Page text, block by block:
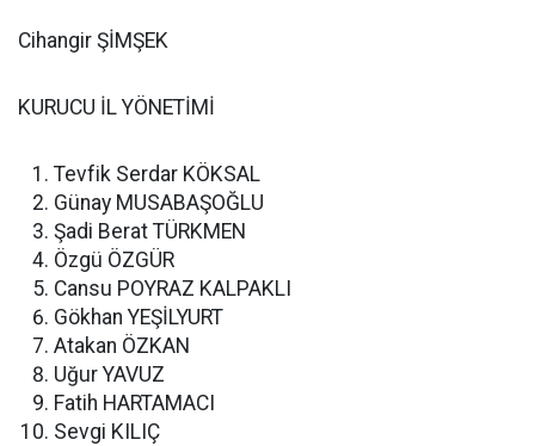
Cihangir ŞİMŞEK
KURUCU İL YÖNETİMİ
Tevfik Serdar KÖKSAL
Günay MUSABAŞOĞLU
Şadi Berat TÜRKMEN
Özgü ÖZGÜR
Cansu POYRAZ KALPAKLI
Gökhan YEŞİLYURT
Atakan ÖZKAN
Uğur YAVUZ
Fatih HARTAMACI
Sevgi KILIÇ